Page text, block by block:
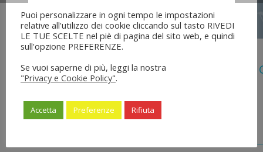
5 Agosto 2026
Legge 28 Luglio 2026 N. 137 “delega
Dell’ordinamento Forense”
Puoi personalizzare in ogni tempo le impostazioni
relative all'utilizzo dei cookie cliccando sul tasto RIVEDI
LE TUE SCELTE nel piè di pagina del sito web, e quindi
sull'opzione PREFERENZE.
Se vuoi saperne di più, leggi la nostra
"Privacy e Cookie Policy".
Accetta Preferenze Rifiuta